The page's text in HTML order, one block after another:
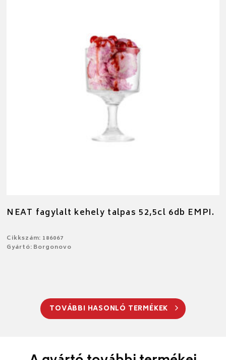
NEAT fagylalt kehely talpas 52,5cl 6db EMPI.
Cikkszám: 186067
Gyártó: Borgonovo
TOVÁBBI HASONLÓ TERMÉKEK